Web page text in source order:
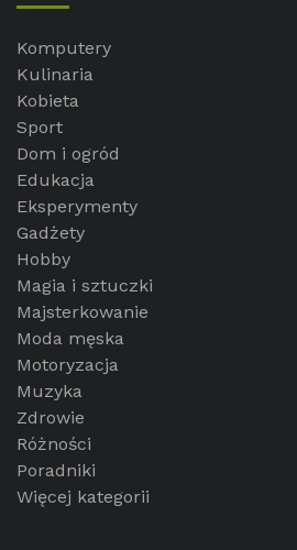
Komputery
Kulinaria
Kobieta
Sport
Dom i ogród
Edukacja
Eksperymenty
Gadżety
Hobby
Magia i sztuczki
Majsterkowanie
Moda męska
Motoryzacja
Muzyka
Zdrowie
Różności
Poradniki
Więcej kategorii